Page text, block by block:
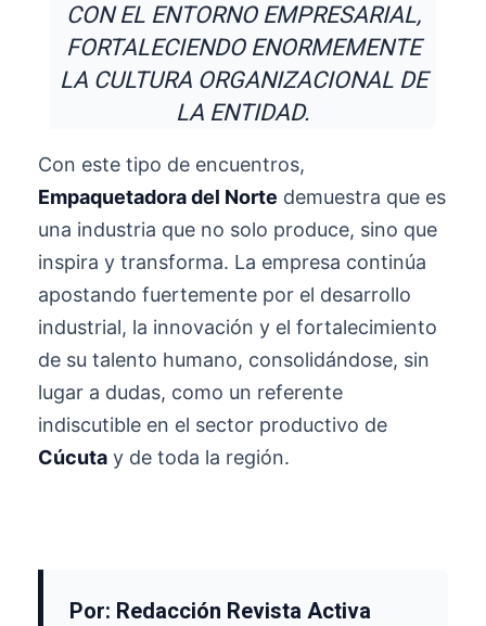
CON EL ENTORNO EMPRESARIAL,
FORTALECIENDO ENORMEMENTE
LA CULTURA ORGANIZACIONAL DE
LA ENTIDAD.
Con este tipo de encuentros,
Empaquetadora del Norte demuestra que es
una industria que no solo produce, sino que
inspira y transforma. La empresa continúa
apostando fuertemente por el desarrollo
industrial, la innovación y el fortalecimiento
de su talento humano, consolidándose, sin
lugar a dudas, como un referente
indiscutible en el sector productivo de
Cúcuta y de toda la región.
Por: Redacción Revista Activa